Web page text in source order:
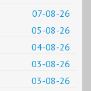
07-08-26
05-08-26
04-08-26
03-08-26
03-08-26